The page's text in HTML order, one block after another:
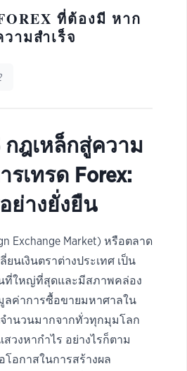
ที่ต้องมี หาก
ามสำเร็จ
กฎเหล็กสู่ความ
รเทรด Forex:
ย่างยั่งยืน
Exchange Market) หรือตลาด
นเงินตราต่างประเทศ เป็น
ที่ใหญ่ที่สุดและมีสภาพคล่อง
ลค่าการซื้อขายมหาศาลใน
ำนวนมากจากทั่วทุกมุมโลก
วงหากำไร อย่างไรก็ตาม
โอกาสในการสร้างผล